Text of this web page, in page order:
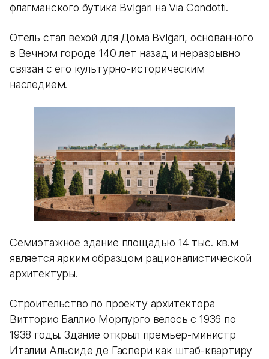
флагманского бутика Bvlgari на Via Condotti.
Отель стал вехой для Дома Bvlgari, основанного
в Вечном городе 140 лет назад и неразрывно
связан с его культурно-историческим
наследием.
Семиэтажное здание площадью 14 тыс. кв.м
является ярким образцом рационалистической
архитектуры.
Строительство по проекту архитектора
Витторио Баллио Морпурго велось с 1936 по
1938 годы. Здание открыл премьер-министр
Италии Альсиде де Гаспери как штаб-квартиру